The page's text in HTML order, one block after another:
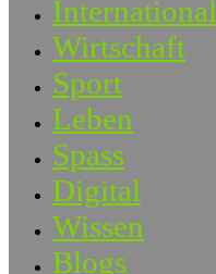
International
Wirtschaft
Sport
Leben
Spass
Digital
Wissen
Blogs